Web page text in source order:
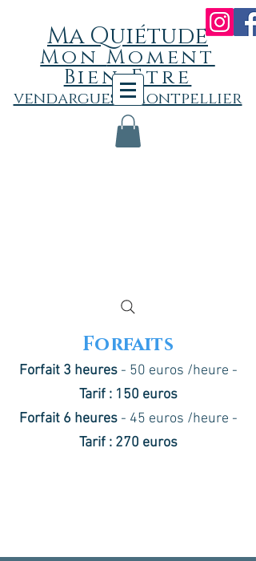
Ma Quiétude
MonMoment
Bien-Etre
vendargues - Montpellier
Forfaits
Forfait 3 heures- 50 euros /heure -
Tarif : 150 euros
Forfait 6 heures- 45 euros /heure -
Tarif : 270 euros